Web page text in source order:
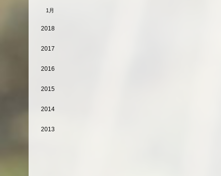
1月
2018
2017
2016
2015
2014
2013